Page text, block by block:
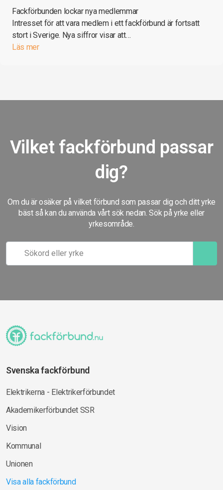
Fackförbunden lockar nya medlemmar
Intresset för att vara medlem i ett fackförbund är fortsatt
stort i Sverige. Nya siffror visar att…
Läs mer
Vilket fackförbund passar
dig?
Om du är osäker på vilket förbund som passar dig och ditt yrke
bäst så kan du använda vårt sök nedan. Sök på yrke eller
yrkesområde.
Svenska fackförbund
Elektrikerna - Elektrikerförbundet
Akademikerförbundet SSR
Vision
Kommunal
Unionen
Visa alla fackförbund